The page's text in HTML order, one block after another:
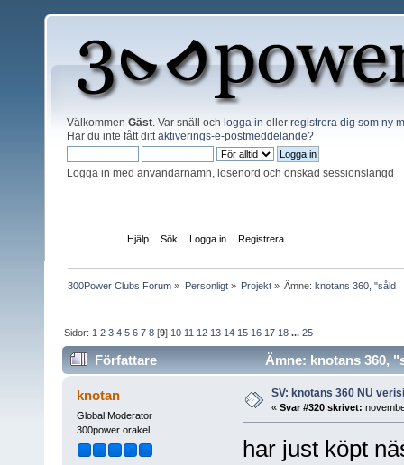
Välkommen Gäst . Var snäll och logga in eller registrera dig som ny
Har du inte fått ditt aktiverings-e-postmeddelande?
Logga in med användarnamn, lösenord och önskad sessionslängd
Hjälp Sök Logga in Registrera
300Power Clubs Forum » Personligt» Projekt» Ämne:knotans 360, "såld
Sidor: 1 2 3 4 5 6 7 8 [9] 10 11 12 13 14 15 16 17 18 ...25
Författare Ämne: knotans 360,
knotan
Global Moderator
300power orakel
SV: knotans 360 NU
« Svar #320 skrivet:
har just köpt